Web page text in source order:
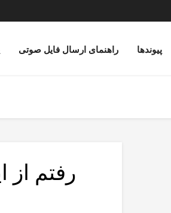
راهنمای ارسال فایل صوتی پیوندها
رفتم از